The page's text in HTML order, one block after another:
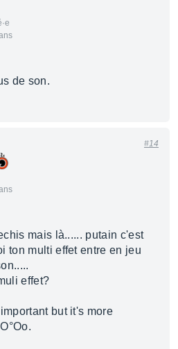
de son.
#14
mais là...... putain c'est
ton multi effet entre en jeu
effet?
but it's more